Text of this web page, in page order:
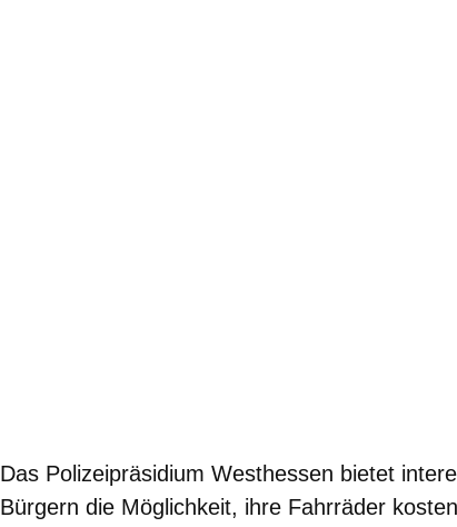
Das Polizeipräsidium Westhessen bietet
Bürgern die Möglichkeit, ihre Fahrräder